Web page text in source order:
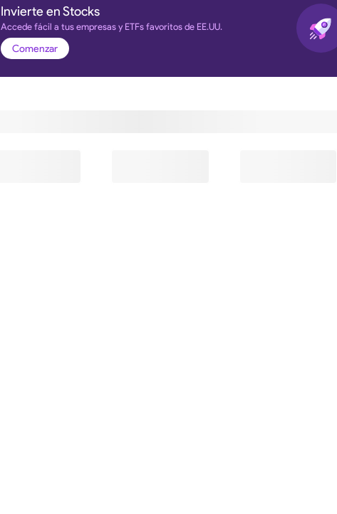
Invierte en Stocks
Accede fácil a tus empresas y ETFs favoritos de EE.UU.
Comenzar